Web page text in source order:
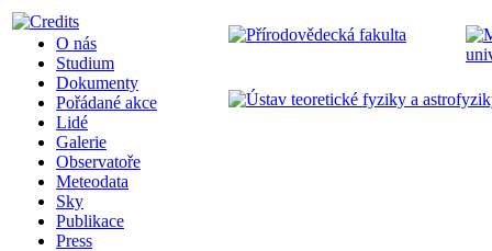
O nás
Studium
Dokumenty
Pořádané akce
Lidé
Galerie
Observatoře
Meteodata
Sky
Publikace
Press